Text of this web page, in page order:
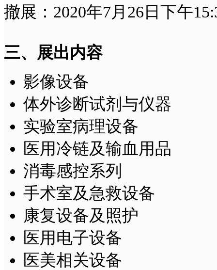
撤展：2020年7月26日下午
三、展出内容
影像设备
体外诊断试剂与仪器
实验室病理设备
医用冷链及输血用品
消毒感控系列
手术室及急救设备
康复设备及照护
医用电子设备
医美相关设备